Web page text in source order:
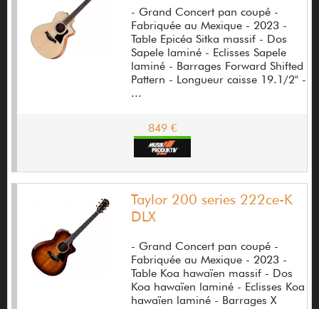
Bad Cat
Bad Seed Guitars
Baltimore
Battiston Guitar
Baudry Guitars
Be-ez
Beat buddy
- Grand Concert pan coupé -
Fabriquée au Mexique - 2023 -
Table Epicéa Sitka massif - Dos
Sapele laminé - Eclisses Sapele
laminé - Barrages Forward Shifted
Pattern - Longueur caisse 19.1/2" -
...
849 €
Taylor 200 series 222ce-K
DLX
- Grand Concert pan coupé -
Fabriquée au Mexique - 2023 -
Table Koa hawaïen massif - Dos
Koa hawaïen laminé - Eclisses Koa
hawaïen laminé - Barrages X